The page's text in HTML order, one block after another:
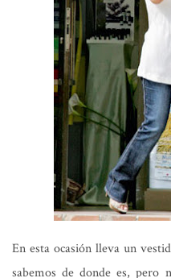
En esta ocasión lleva un
sabemos de donde es, pero